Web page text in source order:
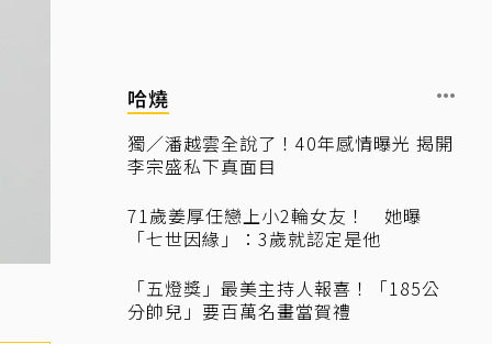
哈燒
獨／潘越雲全說了！40年感情曝光 揭開
李宗盛私下真面目
71歲姜厚任戀上小2輪女友！ 她曝
「七世因緣」：3歲就認定是他
「五燈獎」最美主持人報喜！「185公
分帥兒」要百萬名畫當賀禮